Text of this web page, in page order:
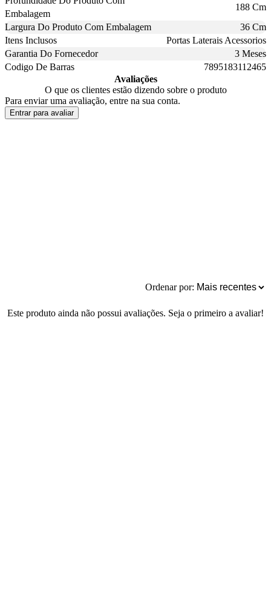
Embalagem
188 Cm
Largura Do Produto Com Embalagem
36 Cm
Itens Inclusos
Portas Laterais Acessorios
Garantia Do Fornecedor
3 Meses
Codigo De Barras
7895183112465
Avaliações
O que os clientes estão dizendo sobre o produto
Para enviar uma avaliação, entre na sua conta.
Entrar para avaliar
Ordenar por:
Este produto ainda não possui avaliações. Seja o primeiro a avaliar!